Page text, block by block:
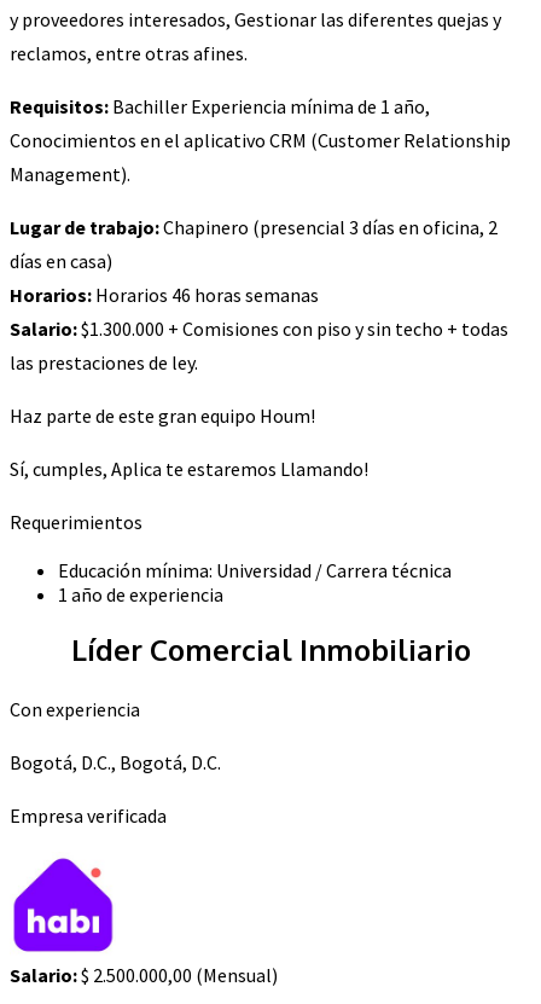
y proveedores interesados, Gestionar las diferentes quejas y
reclamos, entre otras afines.
Requisitos: Bachiller Experiencia mínima de 1 año,
Conocimientos en el aplicativo CRM (Customer Relationship
Management).
Lugar de trabajo:Chapinero (presencial 3 días en oficina, 2
días en casa)
Horarios: Horarios 46 horas semanas
Salario:$1.300.000 + Comisiones con piso y sin techo + todas
las prestaciones de ley.
Haz parte de este gran equipo Houm!
Sí, cumples, Aplica te estaremos Llamando!
Requerimientos
Educación mínima: Universidad / Carrera técnica
1 año de experiencia
Líder Comercial Inmobiliario
Con experiencia
Bogotá, D.C., Bogotá, D.C.
Empresa verificada
Salario:$ 2.500.000,00 (Mensual)